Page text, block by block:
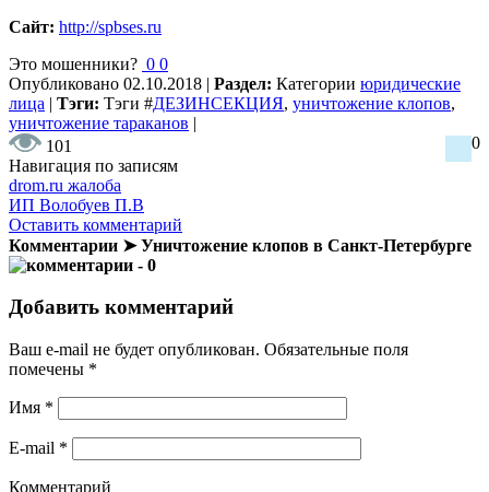
Сайт: http://spbses.ru
Это мошенники? 0 0
Опубликовано 02.10.2018 | Раздел: Категории юридические
лица | Тэги: Тэги #ДЕЗИНСЕКЦИЯ, уничтожение клопов,
уничтожение тараканов |
101
0
Навигация по записям
drom.ru жалоба
ИП Волобуев П.В
Оставить комментарий
Комментарии ➤ Уничтожение клопов в Санкт-Петербурге
- 0
Добавить комментарий
Ваш e-mail не будет опубликован. Обязательные поля
помечены *
Имя *
E-mail *
Комментарий